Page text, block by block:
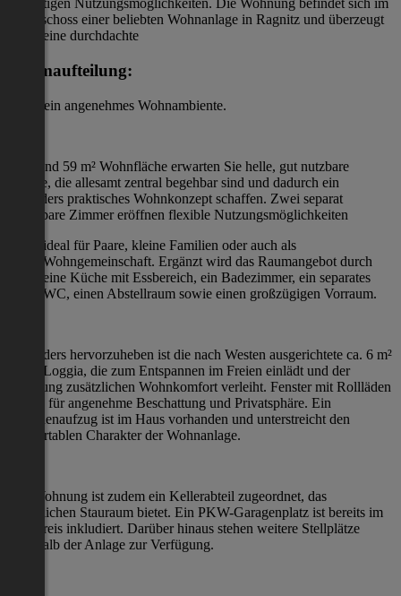
vielseitigen Nutzungsmöglichkeiten. Die Wohnung befindet sich im
Erdgeschoss einer beliebten Wohnanlage in Ragnitz und überzeugt
durch eine durchdachte
Raumaufteilung:
sowie ein angenehmes Wohnambiente.
Auf rund 59 m² Wohnfläche erwarten Sie helle, gut nutzbare
Räume, die allesamt zentral begehbar sind und dadurch ein
besonders praktisches Wohnkonzept schaffen. Zwei separat
begehbare Zimmer eröffnen flexible Nutzungsmöglichkeiten
ideal für Paare, kleine Familien oder auch als
Wohngemeinschaft. Ergänzt wird das Raumangebot durch
eine Küche mit Essbereich, ein Badezimmer, ein separates
WC, einen Abstellraum sowie einen großzügigen Vorraum.
Besonders hervorzuheben ist die nach Westen ausgerichtete ca. 6 m²
große Loggia, die zum Entspannen im Freien einlädt und der
Wohnung zusätzlichen Wohnkomfort verleiht. Fenster mit Rollläden
sorgen für angenehme Beschattung und Privatsphäre. Ein
Personenaufzug ist im Haus vorhanden und unterstreicht den
komfortablen Charakter der Wohnanlage.
Der Wohnung ist zudem ein Kellerabteil zugeordnet, das
zusätzlichen Stauraum bietet. Ein PKW-Garagenplatz ist bereits im
Kaufpreis inkludiert. Darüber hinaus stehen weitere Stellplätze
innerhalb der Anlage zur Verfügung.